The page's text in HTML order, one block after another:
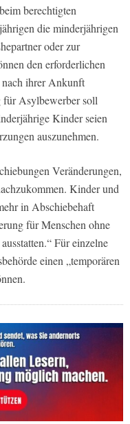
berechtigten
die minderjährigen
oder zur
den erforderlichen
nach ihrer Ankunft
für Asylbewerber soll
Kinder seien
auszunehmen.
Veränderungen,
Kinder und
in Abschiebehaft
für Menschen ohne
Für einzelne
einen „temporären